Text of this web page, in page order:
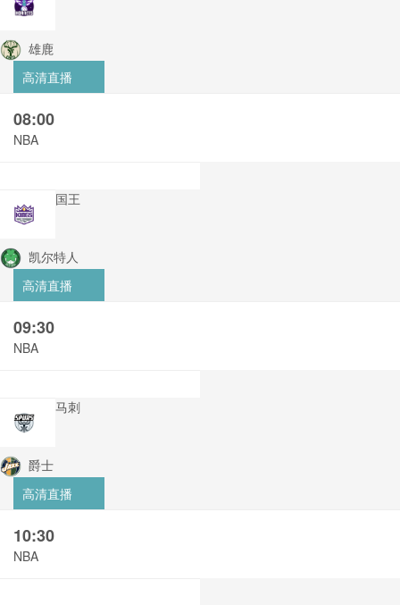
雄鹿
高清直播
08:00
NBA
国王
凯尔特人
高清直播
09:30
NBA
马刺
爵士
高清直播
10:30
NBA